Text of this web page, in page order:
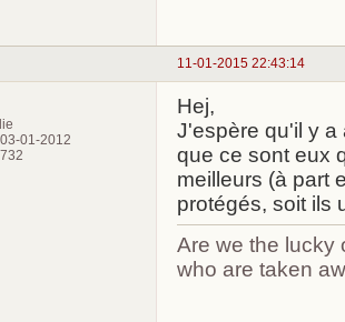
11-01-2015 22:43:14
01-2012
Hej,
J'espère qu'il y a
que ce sont eux
meilleurs (à part
protégés, soit ils
Are we the lucky
who are taken